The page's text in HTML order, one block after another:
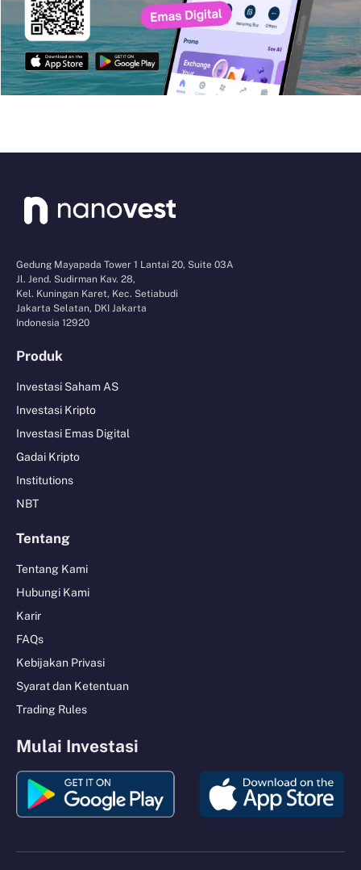
Gedung Mayapada Tower 1 Lantai 20, Suite 03A
Jl. Jend. Sudirman Kav. 28,
Kel. Kuningan Karet, Kec. Setiabudi
Jakarta Selatan, DKI Jakarta
Indonesia 12920
Produk
Investasi Saham AS
Investasi Kripto
Investasi Emas Digital
Gadai Kripto
Institutions
NBT
Tentang
Tentang Kami
Hubungi Kami
Karir
FAQs
Kebijakan Privasi
Syarat dan Ketentuan
Trading Rules
Mulai Investasi